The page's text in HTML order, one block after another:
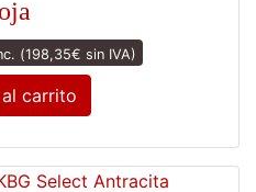
(198,35€ sin IVA)
carrito